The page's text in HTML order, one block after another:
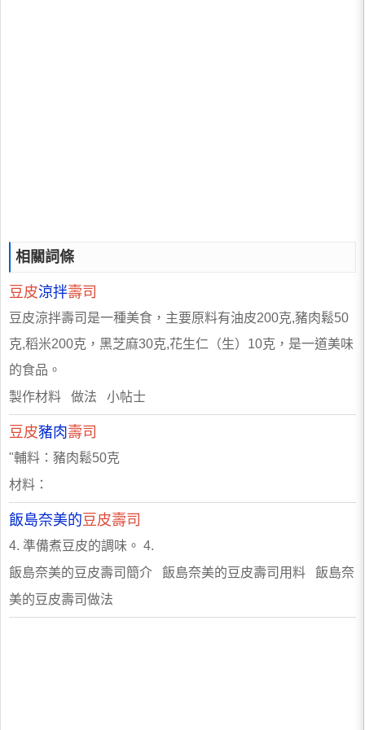
相關詞條
豆皮涼拌壽司
豆皮涼拌壽司是一種美食，主要原料有油皮200克,豬肉鬆50
克,稻米200克，黑芝麻30克,花生仁（生）10克，是一道美味
的食品。
製作材料 做法 小帖士
豆皮豬肉壽司
"輔料：豬肉鬆50克
材料：
飯島奈美的豆皮壽司
4. 準備煮豆皮的調味。 4.
飯島奈美的豆皮壽司簡介 飯島奈美的豆皮壽司用料 飯島奈
美的豆皮壽司做法